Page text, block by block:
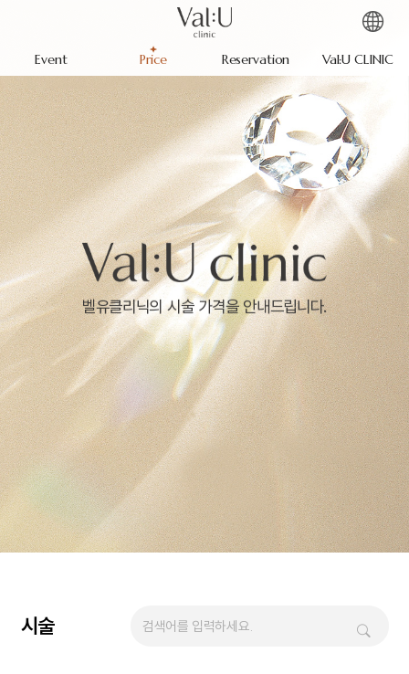
Event Price Reservation Val:U CLINIC
벨유클리닉의 시술 가격을 안내드립니다.
시술